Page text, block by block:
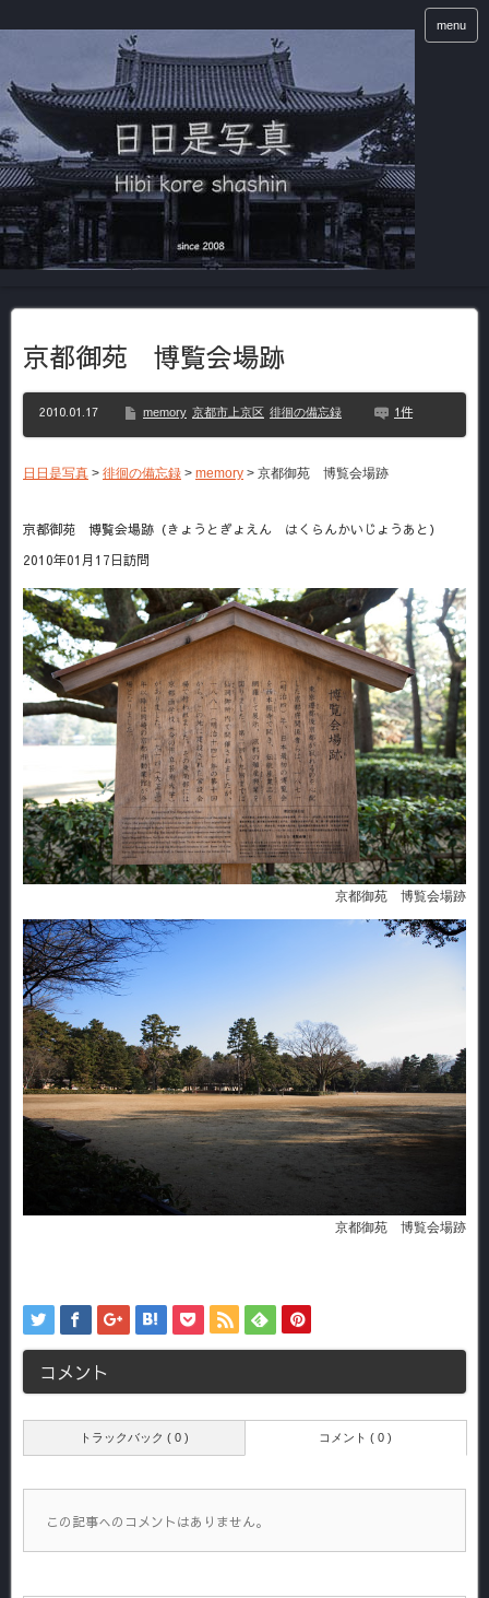
menu
京都御苑 博覧会場跡
2010.01.17 memory 京都市上京区 徘徊の備忘録 1件
日日是写真 > 徘徊の備忘録 > memory > 京都御苑 博覧会場跡
京都御苑 博覧会場跡（きょうとぎょえん はくらんかいじょうあと）
2010年01月17日訪問
京都御苑 博覧会場跡
京都御苑 博覧会場跡
コメント
トラックバック ( 0 ) コメント ( 0 )
この記事へのコメントはありません。